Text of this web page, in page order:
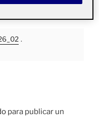
.
para publicar un